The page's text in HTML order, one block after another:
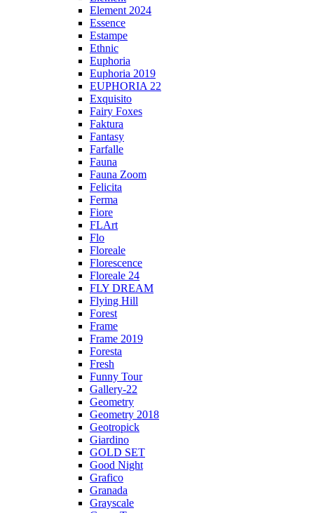
Element 2024
Essence
Estampe
Ethnic
Euphoria
Euphoria 2019
EUPHORIA 22
Exquisito
Fairy Foxes
Faktura
Fantasy
Farfalle
Fauna
Fauna Zoom
Felicita
Ferma
Fiore
FLArt
Flo
Floreale
Florescence
Floreale 24
FLY DREAM
Flying Hill
Forest
Frame
Frame 2019
Foresta
Fresh
Funny Tour
Gallery-22
Geometry
Geometry 2018
Geotropick
Giardino
GOLD SET
Good Night
Grafico
Granada
Grayscale